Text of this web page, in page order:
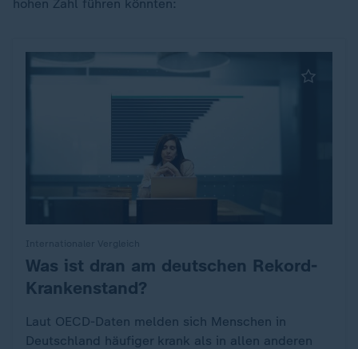
hohen Zahl führen könnten:
:
Was ist dran am deutschen Rekord-
Krankenstand?
Laut OECD-Daten melden sich Menschen in
Deutschland häufiger krank als in allen anderen